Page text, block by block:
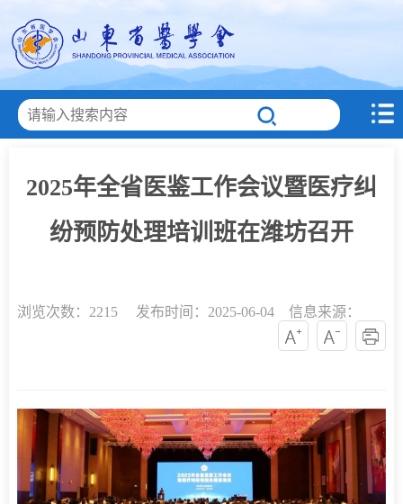
2025年全省医鉴工作会议暨医疗纠
纷预防处理培训班在潍坊召开
浏览次数： 2215 发布时间：2025-06-04 信息来源：